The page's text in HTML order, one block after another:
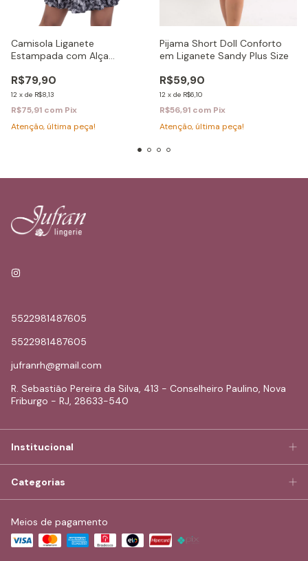
Camisola Liganete
Estampada com Alça
R$79,90
12 x de R$8,13
R$75,91 com Pix
Atenção, última peça!
Pijama Short Doll Conforto
em Liganete Sandy Plus Size
R$59,90
12 x de R$6,10
R$56,91 com Pix
Atenção, última peça!
5522981487605
5522981487605
jufranrh@gmail.com
R. Sebastião Pereira da Silva, 413 - Conselheiro Paulino, Nova
Friburgo - RJ, 28633-540
Institucional
Categorias
Meios de pagamento